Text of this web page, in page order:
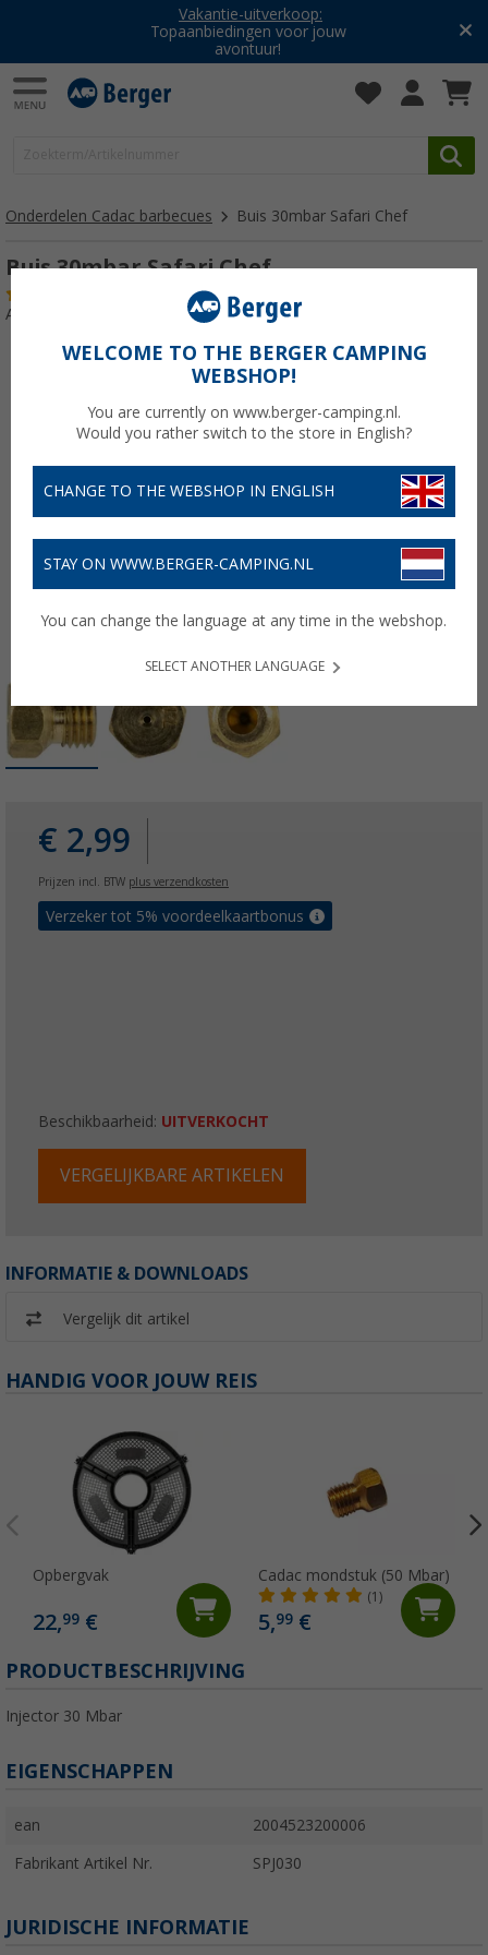
Vakantie-uitverkoop:
Topaanbiedingen voor jouw
avontuur!
Onderdelen Cadac barbecues Buis 30mbar Safari Chef
Buis 30mbar Safari Chef
Artikelnr: 452320
€ 2,99
Prijzen incl. BTW plus verzendkosten
Verzeker tot 5% voordeelkaartbonus
Beschikbaarheid: UITVERKOCHT
VERGELIJKBARE ARTIKELEN
INFORMATIE & DOWNLOADS
Vergelijk dit artikel
HANDIG VOOR JOUW REIS
Opbergvak
22,99 €
Cadac mondstuk (50 Mbar)
(1)
5,99€
PRODUCTBESCHRIJVING
Injector 30 Mbar
EIGENSCHAPPEN
ean 2004523200006
Fabrikant Artikel Nr. SPJ030
JURIDISCHE INFORMATIE
WELCOME TO THE BERGER CAMPING
WEBSHOP!
You are currently on www.berger-camping.nl.
Would you rather switch to the store in English?
CHANGE TO THE WEBSHOP IN ENGLISH
STAY ON WWW.BERGER-CAMPING.NL
You can change the language at any time in the webshop.
SELECT ANOTHER LANGUAGE